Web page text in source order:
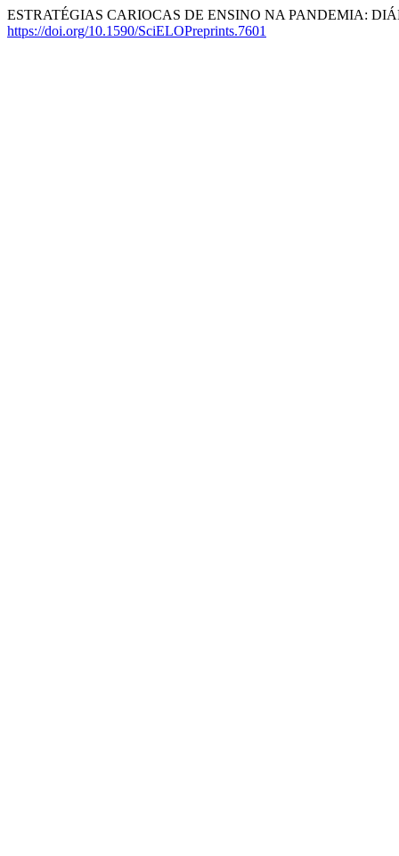
ESTRATÉGIAS CARIOCAS DE ENSINO NA PANDEMIA:
https://doi.org/10.1590/SciELOPreprints.7601